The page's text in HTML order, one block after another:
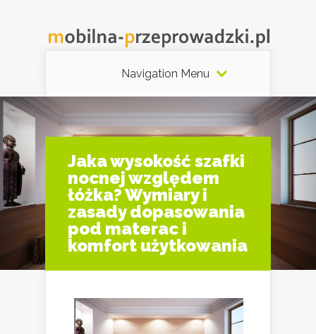
Navigation Menu
Jaka wysokość szafki
nocnej względem
łóżka? Wymiary i
zasady dopasowania
pod materac i
komfort użytkowania